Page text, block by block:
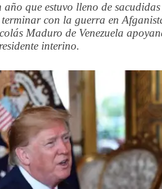
que estuvo lleno de
con la guerra en
Maduro de Venezuela
interino.